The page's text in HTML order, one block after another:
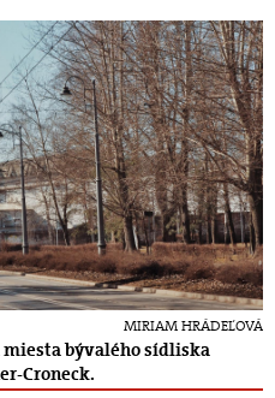
MIRIAM HRÁDEĽOVÁ
miesta bývalého sídliska
Croneck.